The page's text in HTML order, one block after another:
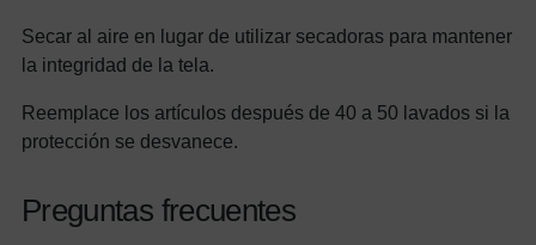
Secar al aire en lugar de utilizar secadoras para mantener
la integridad de la tela.
Reemplace los artículos después de 40 a 50 lavados si la
protección se desvanece.
Preguntas frecuentes